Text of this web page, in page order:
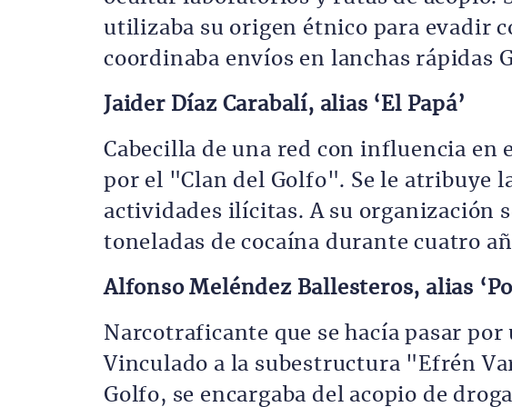
utilizaba su origen étnico para evadir
coordinaba envíos en lanchas rápidas
Jaider Díaz Carabalí, alias ‘El Papá’
Cabecilla de una red con influencia en
por el "Clan del Golfo". Se le atribuye
actividades ilícitas. A su organización
toneladas de cocaína durante cuatro
Alfonso Meléndez Ballesteros, alias
Narcotraficante que se hacía pasar
Vinculado a la subestructura "Efrén
Golfo, se encargaba del acopio de